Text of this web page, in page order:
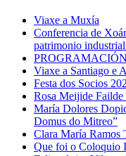
Viaxe a Muxía
Conferencia de
patrimonio
Viaxe a Santiago e
Festa dos Socios
Rosa Meijide Failde
María Dolores
Domus do Mitreo”
Clara María Ramos
Que foi o Coloquio